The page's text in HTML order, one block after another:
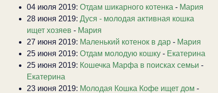
04 июля 2019: Отдам шикарного котенка - Мария
28 июня 2019: Дуся - молодая активная кошка
ищет хозяев - Мария
27 июня 2019: Маленький котенок в дар - Мария
25 июня 2019: Отдам молодую кошку - Екатерина
25 июня 2019: Кошечка Марфа в поисках семьи -
Екатерина
23 июня 2019: Молодая Кошка Кофе ищет дом -